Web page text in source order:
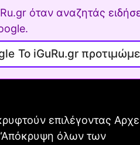
όταν αναζητάς
Το iGuRu.gr
επιλέγοντας
“Απόκρυψη όλων των